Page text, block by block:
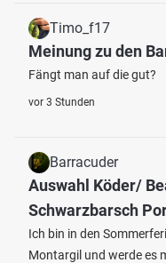
Timo_f17
Meinung zu den
Fängt man auf die gut?
vor 3 Stunden
Barracuder
Auswahl Köder/
Schwarzbarsch
Ich bin in den
Montargil und werde es